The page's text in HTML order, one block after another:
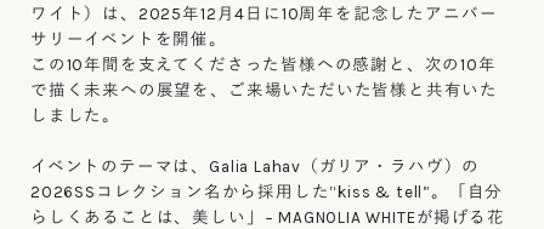
ワイト）は、2025年12月4日に10周年を記念したアニバー
サリーイベントを開催。
この10年間を支えてくださった皆様への感謝と、次の10年
で描く未来への展望を、ご来場いただいた皆様と共有いた
しました。
イベントのテーマは、Galia Lahav（ガリア・ラハヴ）の
2026SSコレクション名から採用した“kiss & tell”。「自分
らしくあることは、美しい」− MAGNOLIA WHITEが掲げる花